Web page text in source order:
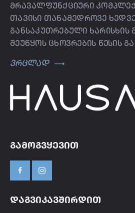
მრავალფუნქციური
თავისი თანამედროვე
განსაკუთრებული ხარისხის
შეუწყოს ცხოვრების წესის
ვრცლად
ᲒᲐᲛᲝᲒᲕᲧᲔᲕᲘᲗ
ᲓᲐᲒᲕᲘᲙᲐᲕᲨᲘᲠᲓᲘᲗ